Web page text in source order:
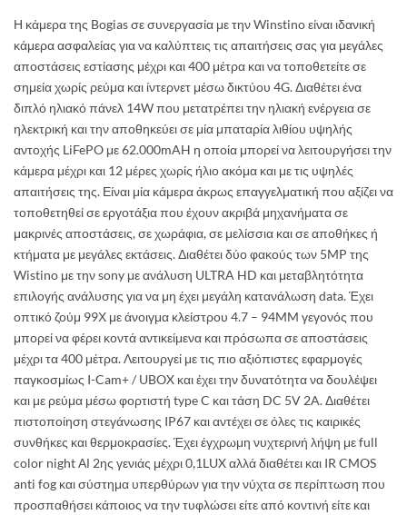
was:
€460.00.
Η κάμερα της Bogias σε συνεργασία με την Winstino είναι ιδανική
κάμερα ασφαλείας για να καλύπτεις τις απαιτήσεις σας για μεγάλες
αποστάσεις εστίασης μέχρι και 400 μέτρα και να τοποθετείτε σε
σημεία χωρίς ρεύμα και ίντερνετ μέσω δικτύου 4G. Διαθέτει ένα
διπλό ηλιακό πάνελ 14W που μετατρέπει την ηλιακή ενέργεια σε
ηλεκτρική και την αποθηκεύει σε μία μπαταρία λιθίου υψηλής
αντοχής LiFePO με 62.000mAH η οποία μπορεί να λειτουργήσει την
κάμερα μέχρι και 12 μέρες χωρίς ήλιο ακόμα και με τις υψηλές
απαιτήσεις της. Είναι μία κάμερα άκρως επαγγελματική που αξίζει να
τοποθετηθεί σε εργοτάξια που έχουν ακριβά μηχανήματα σε
μακρινές αποστάσεις, σε χωράφια, σε μελίσσια και σε αποθήκες ή
κτήματα με μεγάλες εκτάσεις. Διαθέτει δύο φακούς των 5MP της
Wistino με την sony με ανάλυση ULTRA HD και μεταβλητότητα
επιλογής ανάλυσης για να μη έχει μεγάλη κατανάλωση data. Έχει
οπτικό ζούμ 99Χ με άνοιγμα κλείστρου 4.7 – 94MM γεγονός που
μπορεί να φέρει κοντά αντικείμενα και πρόσωπα σε αποστάσεις
μέχρι τα 400 μέτρα. Λειτουργεί με τις πιο αξιόπιστες εφαρμογές
παγκοσμίως I-Cam+ / UBOX και έχει την δυνατότητα να δουλέψει
και με ρεύμα μέσω φορτιστή type C και τάση DC 5V 2A. Διαθέτει
πιστοποίηση στεγάνωσης IP67 και αντέχει σε όλες τις καιρικές
συνθήκες και θερμοκρασίες. Έχει έγχρωμη νυχτερινή λήψη με full
color night ΑΙ 2ης γενιάς μέχρι 0,1LUX αλλά διαθέτει και IR CMOS
anti fog και σύστημα υπερθύρων για την νύχτα σε περίπτωση που
προσπαθήσει κάποιος να την τυφλώσει είτε από κοντινή είτε και